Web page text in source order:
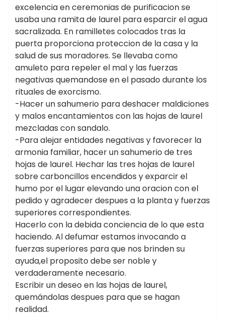
excelencia en ceremonias de purificacion se
usaba una ramita de laurel para esparcir el agua
sacralizada. En ramilletes colocados tras la
puerta proporciona proteccion de la casa y la
salud de sus moradores. Se llevaba como
amuleto para repeler el mal y las fuerzas
negativas quemandose en el pasado durante los
rituales de exorcismo.
-Hacer un sahumerio para deshacer maldiciones
y malos encantamientos con las hojas de laurel
mezcladas con sandalo.
-Para alejar entidades negativas y favorecer la
armonia familiar, hacer un sahumerio de tres
hojas de laurel. Hechar las tres hojas de laurel
sobre carboncillos encendidos y exparcir el
humo por el lugar elevando una oracion con el
pedido y agradecer despues a la planta y fuerzas
superiores correspondientes.
Hacerlo con la debida conciencia de lo que esta
haciendo. Al defumar estamos invocando a
fuerzas superiores para que nos brinden su
ayuda,el proposito debe ser noble y
verdaderamente necesario.
Escribir un deseo en las hojas de laurel,
quemándolas despues para que se hagan
realidad.